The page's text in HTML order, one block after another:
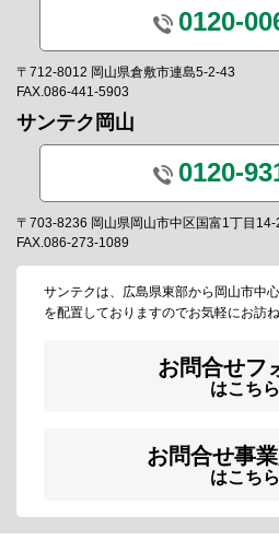
0120-
〒712-8012 岡山県倉敷市連島5-2-43
FAX.086-441-5903
サンテク岡山
0120-
〒703-8236 岡山県岡山市中区国富1丁目
FAX.086-273-1089
サンテクは、広島県東部から岡山市中
を配置しておりますのでお気軽にお訪ね
お問合せフ
はこちら
お問合せ事
はこちら